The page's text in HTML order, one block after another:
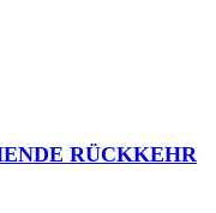
RÜCKKEHR